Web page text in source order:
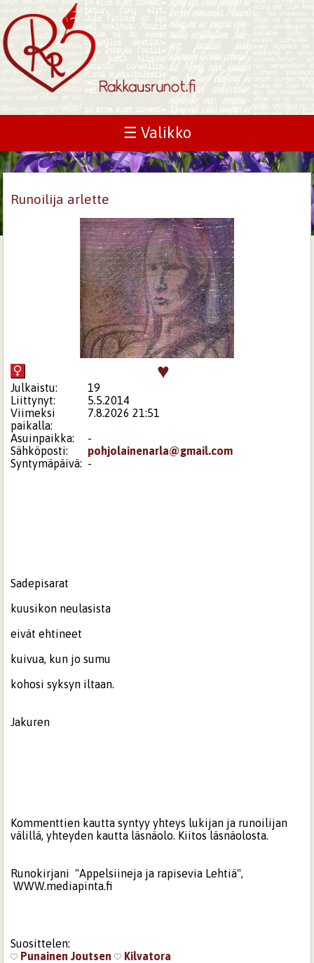
☰ Valikko
Runoilija arlette
♥
Julkaistu:
19
Liittynyt:
5.5.2014
Viimeksi
paikalla:
7.8.2026 21:51
Asuinpaikka:
-
Sähköposti:
pohjolainenarla@gmail.com
Syntymäpäivä: -
Sadepisarat
kuusikon neulasista
eivät ehtineet
kuivua, kun jo sumu
kohosi syksyn iltaan.
Jakuren
Kommenttien kautta syntyy yhteys lukijan ja runoilijan
välillä, yhteyden kautta läsnäolo. Kiitos läsnäolosta.
Runokirjani "Appelsiineja ja rapisevia Lehtiä",
WWW.mediapinta.fi
Suosittelen:
Punainen Joutsen
Kilvatora